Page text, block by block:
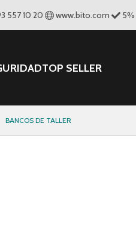
557 10 20 www.bito.com 5%
TOP SELLER
BANCOS DE TALLER